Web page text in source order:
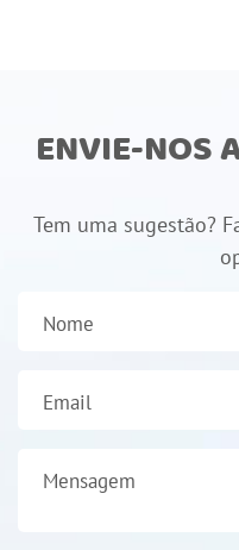
ENVIE-NOS
Tem uma sugestão?
Nome
Email
Mensagem